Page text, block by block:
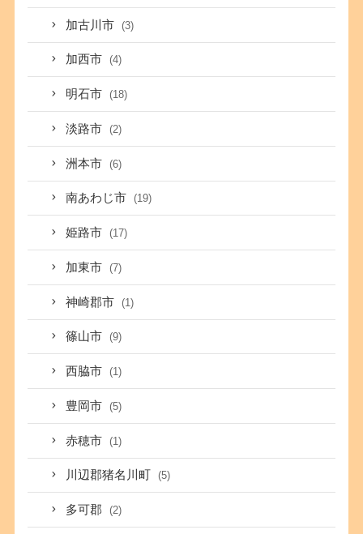
加古川市 (3)
加西市 (4)
明石市 (18)
淡路市 (2)
洲本市 (6)
南あわじ市 (19)
姫路市 (17)
加東市 (7)
神崎郡市 (1)
篠山市 (9)
西脇市 (1)
豊岡市 (5)
赤穂市 (1)
川辺郡猪名川町 (5)
多可郡 (2)